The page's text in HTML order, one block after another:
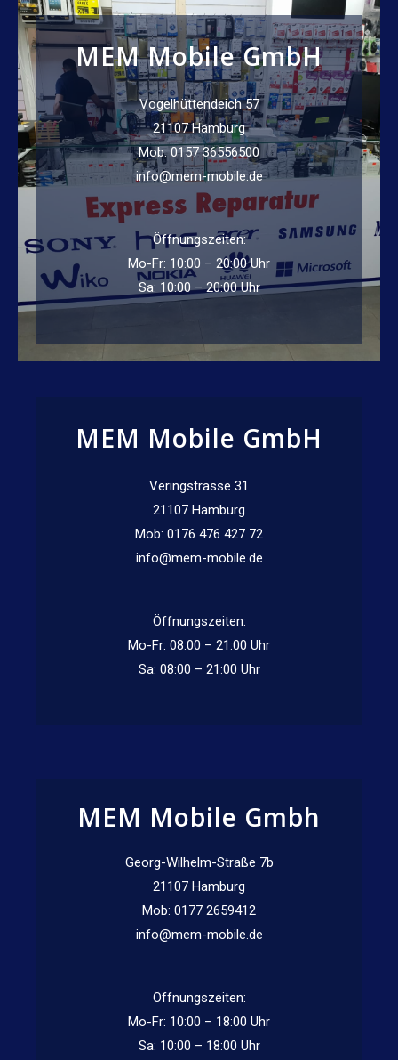
MEM Mobile GmbH
Vogelhüttendeich 57
21107 Hamburg
Mob: 0157 36556500
info@mem-mobile.de
Öffnungszeiten:
Mo-Fr: 10:00 – 20:00 Uhr
Sa: 10:00 – 20:00 Uhr
MEM Mobile GmbH
Veringstrasse 31
21107 Hamburg
Mob: 0176 476 427 72
info@mem-mobile.de
Öffnungszeiten:
Mo-Fr: 08:00 – 21:00 Uhr
Sa: 08:00 – 21:00 Uhr
MEM Mobile Gmbh
Georg-Wilhelm-Straße 7b
21107 Hamburg
Mob: 0177 2659412
info@mem-mobile.de
Öffnungszeiten:
Mo-Fr: 10:00 – 18:00 Uhr
Sa: 10:00 – 18:00 Uhr